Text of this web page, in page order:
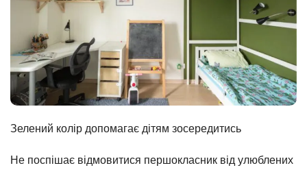
Зелений колір допомагає дітям зосередитись
Не поспішає відмовитися першокласник від улюблених